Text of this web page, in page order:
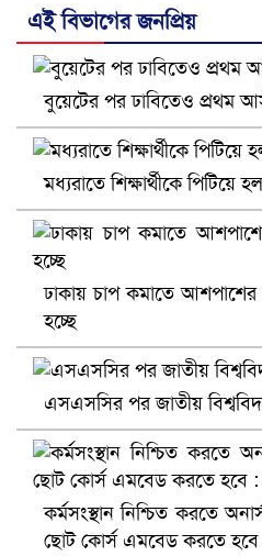
নানা সংকটে রিক্রুটিং এজেন্সি,
খুলনায় বিএনপি অফিসে গুলি-
এই বিভাগের জনপ্রিয়
বুয়েটের পর ঢাবিতেও প্রথম
মধ্যরাতে শিক্ষার্থীকে পিটিয়ে
ঢাকায় চাপ কমাতে আশপাশের
হচ্ছে
এসএসসির পর জাতীয়
কর্মসংস্থান নিশ্চিত করতে
ছোট কোর্স এমবেড করতে হবে :